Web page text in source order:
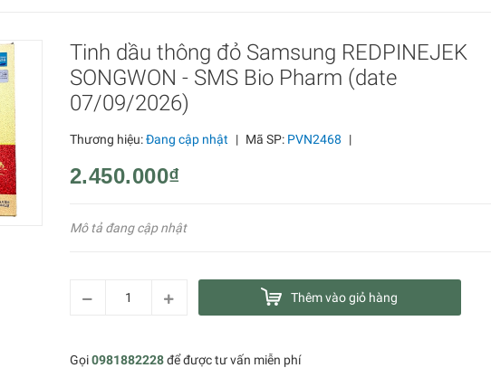
Tinh dầu thông đỏ Samsung REDPINEJEK
SONGWON - SMS Bio Pharm (date
07/09/2026)
Thương hiệu:Đang cập nhật | Mã SP: PVN2468 |
2.450.000₫
Mô tả đang cập nhật
Thêm vào giỏ hàng
Gọi0981882228để được tư vấn miễn phí